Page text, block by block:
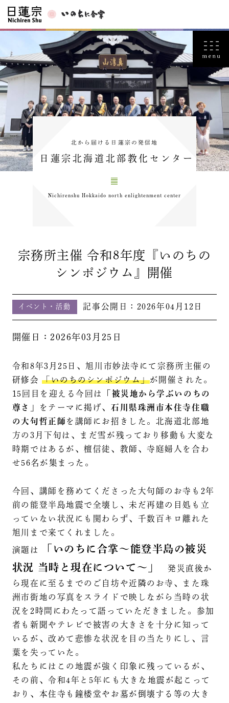
北から届ける日蓮宗の発信地
日蓮宗北海道北部教化センター
Nichirenshu Hokkaido north enlightenment center
宗務所主催 令和8年度『いのちの
シンポジウム』開催
イベント・活動 記事公開日： 2026年04月12日
開催日：2026年03月25日
令和8年3月25日、旭川市妙法寺にて宗務所主催の
研修会「いのちのシンポジウム」が開催された。
15回目を迎える今回は
「被災地から学ぶいのちの
尊さ」
をテーマに掲げ、 石川県珠洲市本住寺住職
の大句哲正師 を講師にお招きした。北海道北部地
方の3月下旬は、まだ雪が残っており移動も大変な
時期ではあるが、檀信徒、教師、寺庭婦人を合わ
せ56名が集まった。
今回、講師を務めてくださった大句師のお寺も2年
前の能登半島地震で全壊し、未だ再建の目処も立
っていない状況にも関わらず、千数百キロ離れた
旭川まで来てくれました。
演題は
「いのちに合掌〜能登半島の被災
状況 当時と現在について〜」
発災直後か
ら現在に至るまでのご自坊や近隣のお寺、また珠
洲市街地の写真をスライドで映しながら当時の状
況を2時間にわたって語っていただきました。参加
者も新聞やテレビで被害の大きさを十分に知って
いるが、改めて悲惨な状況を目の当たりにし、言
葉を失っていた。
私たちにはこの地震が強く印象に残っているが、
その前、令和4年と5年にも大きな地震が起こって
おり、本住寺も鐘楼堂やお墓が倒壊する等の大き